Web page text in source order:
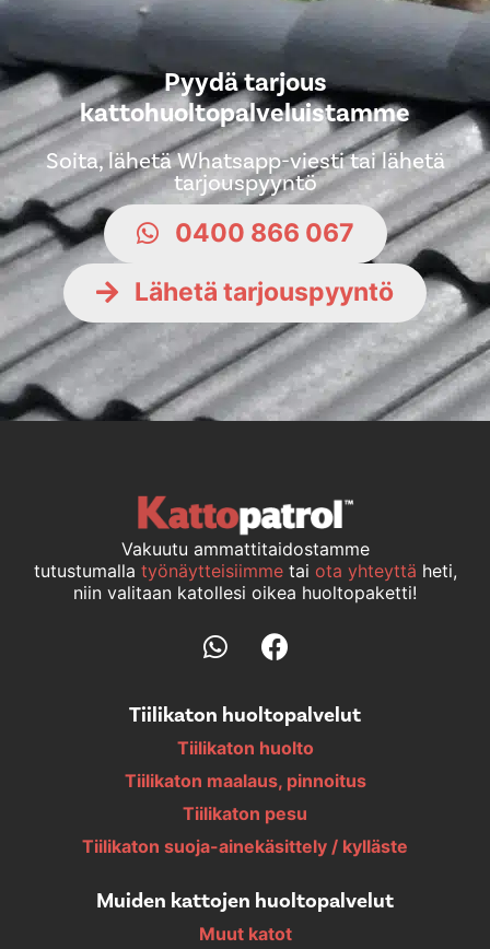
Pyydä tarjous
kattohuoltopalveluistamme
Soita, lähetä Whatsapp-viesti tai lähetä
tarjouspyyntö
0400 866 067
Lähetä tarjouspyyntö
Vakuutu ammattitaidostamme
tutustumalla työnäytteisiimme tai ota yhteyttä heti,
niin valitaan katollesi oikea huoltopaketti!
Tiilikaton huoltopalvelut
Tiilikaton huolto
Tiilikaton maalaus, pinnoitus
Tiilikaton pesu
Tiilikaton suoja-ainekäsittely / kylläste
Muiden kattojen huoltopalvelut
Muut katot